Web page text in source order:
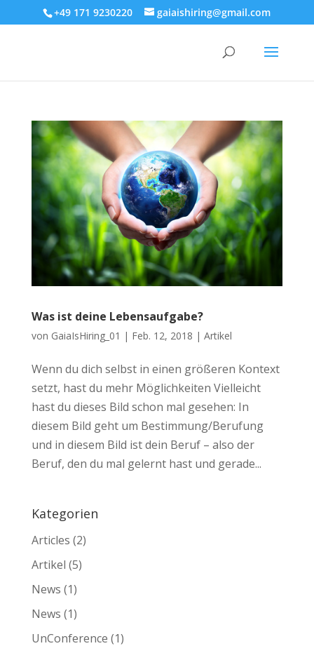
+49 171 9230220 gaiaishiring@gmail.com
Was ist deine Lebensaufgabe?
von GaiaIsHiring_01 | Feb. 12, 2018 | Artikel
Wenn du dich selbst in einen größeren Kontext
setzt, hast du mehr Möglichkeiten Vielleicht
hast du dieses Bild schon mal gesehen: In
diesem Bild geht um Bestimmung/Berufung
und in diesem Bild ist dein Beruf – also der
Beruf, den du mal gelernt hast und gerade...
Kategorien
Articles (2)
Artikel (5)
News (1)
News (1)
UnConference (1)